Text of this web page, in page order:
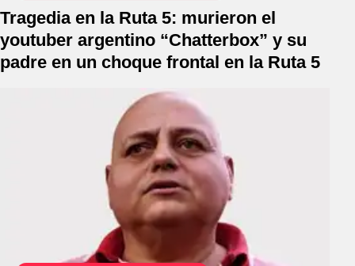
Tragedia en la Ruta 5: murieron el
youtuber argentino “Chatterbox” y su
padre en un choque frontal en la Ruta 5